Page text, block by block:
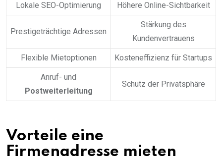
Lokale SEO-Optimierung Höhere Online-Sichtbarkeit
Prestigeträchtige Adressen
Stärkung des
Kundenvertrauens
Flexible Mietoptionen Kosteneffizienz für Startups
Anruf- und
Postweiterleitung
Schutz der Privatsphäre
Vorteile eine
Firmenadresse mieten